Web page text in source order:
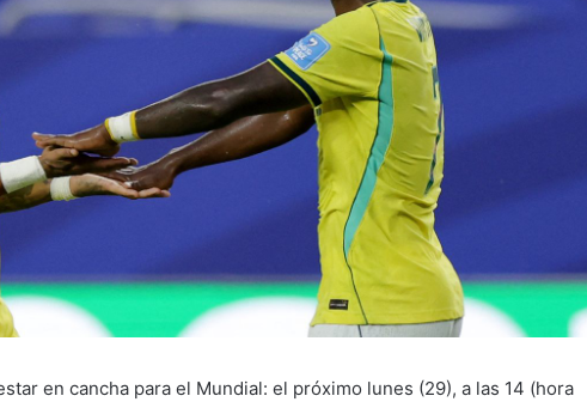
en cancha para el Mundial: el próximo lunes (29), a las 14 (hora